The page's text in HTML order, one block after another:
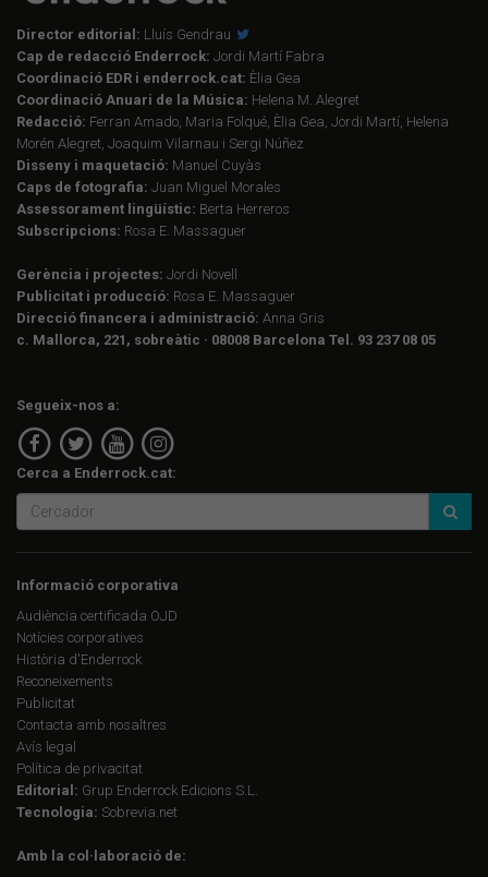
Director editorial: Lluís Gendrau
Cap de redacció Enderrock: Jordi Martí Fabra
Coordinació EDR i enderrock.cat: Èlia Gea
Coordinació Anuari de la Música: Helena M. Alegret
Redacció: Ferran Amado, Maria Folqué, Èlia Gea, Jordi Martí, Helena
Morén Alegret, Joaquim Vilarnau i Sergi Núñez
Disseny i maquetació: Manuel Cuyàs
Caps de fotografia: Juan Miguel Morales
Assessorament lingüístic: Berta Herreros
Subscripcions: Rosa E. Massaguer
Gerència i projectes: Jordi Novell
Publicitat i producció: Rosa E. Massaguer
Direcció financera i administració: Anna Gris
c. Mallorca, 221, sobreàtic · 08008 Barcelona Tel. 93 237 08 05
Segueix-nos a:
Cerca a Enderrock.cat:
Informació corporativa
Audiència certificada OJD
Notícies corporatives
Història d'Enderrock
Reconeixements
Publicitat
Contacta amb nosaltres
Avís legal
Política de privacitat
Editorial: Grup Enderrock Edicions S.L.
Tecnologia: Sobrevia.net
Amb la col·laboració de: